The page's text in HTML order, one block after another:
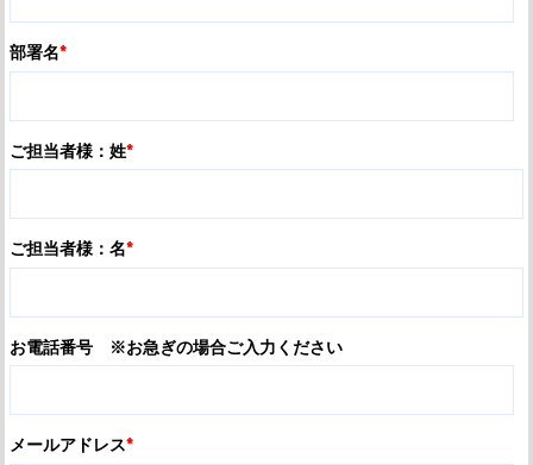
部署名*
ご担当者様：姓*
ご担当者様：名*
お電話番号 ※お急ぎの場合ご入力ください
メールアドレス*